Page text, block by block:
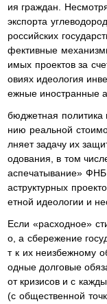
ия граждан.
экспорта
российских
фективные
имых проектов за
овиях идеология
ежные иностранные
бюджетная политика
нию реальной
лняет задачу их
одования, в том
аспечатывание»
аструктурных
етной идеологии и
Если «расходное»
о, а сбережение
т к их неизбежному
одные долговые
от кризисов и с
(с общественной